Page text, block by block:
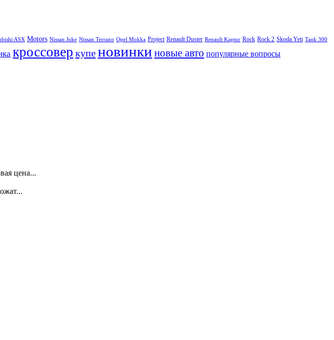
ASX Motors Nissan Juke Nissan Terrano Opel Mokka Project Renault Duster Renault Kaptur Rock Rock 2 Skoda Yeti Tank 300
кроссовер купеновинки новые авто популярные вопросы
цена...